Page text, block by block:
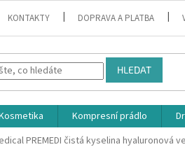
KONTAKTY DOPRAVA A PLATBA
HLEDAT
Kompresní prádlo
PREMEDI čistá kyselina hyaluronová